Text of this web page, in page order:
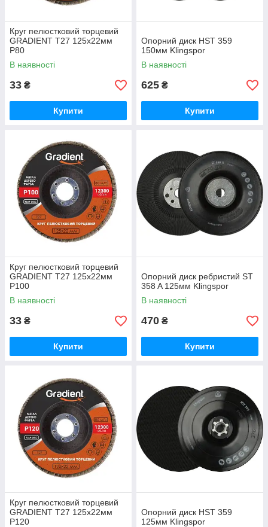
Круг пелюстковий торцевий
GRADIENT Т27 125x22мм
Р80
В наявності
33 ₴
Купити
Опорний диск HST 359
150мм Klingspor
В наявності
625 ₴
Купити
Круг пелюстковий торцевий
GRADIENT Т27 125x22мм
Р100
В наявності
33 ₴
Купити
Опорний диск ребристий ST
358 A 125мм Klingspor
В наявності
470 ₴
Купити
Круг пелюстковий торцевий
GRADIENT Т27 125x22мм
Р120
Опорний диск HST 359
125мм Klingspor